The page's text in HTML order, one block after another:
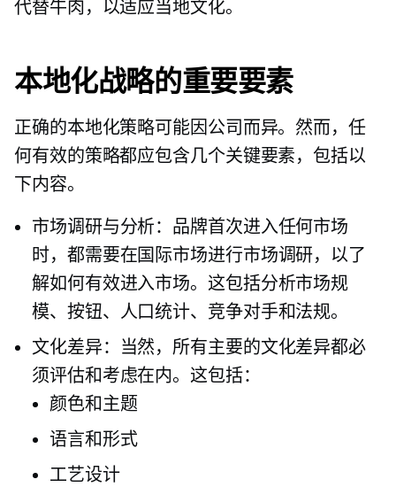
代替牛肉，以适应当地文化。
本地化战略的重要要素
正确的本地化策略可能因公司而异。然而，任
何有效的策略都应包含几个关键要素，包括以
下内容。
市场调研与分析：品牌首次进入任何市场
时，都需要在国际市场进行市场调研，以了
解如何有效进入市场。这包括分析市场规
模、按钮、人口统计、竞争对手和法规。
文化差异：当然，所有主要的文化差异都必
须评估和考虑在内。这包括：
颜色和主题
语言和形式
工艺设计